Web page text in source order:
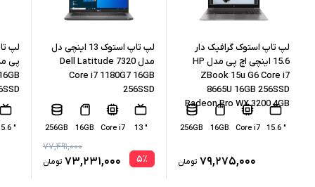
8GB
حافظه داخلی 256GB
نوع حافظه داخلی SSD
پردازنده گرافیکی AMD Radeon Graphics
لپ تاپ استوک گرافیک دار
15.6 اینچی اچ پی مدل HP
ZBook 15u G6 Core i7
8665U 16GB 256SSD
Radeon Pro WX 3200 4GB
" 15.6
Core i7
16GB
256GB
۷۹,۲۷۵,۰۰۰ تومان
لپ تاپ استوک 13 اینچی دل
مدل Dell Latitude 7320
Core i7 1180G7 16GB
256SSD
" 13
Core i7
16GB
256GB
۵٪
۷۷,۴۹۱,۰۰۰
۷۳,۲۳۱,۰۰۰ تومان
" 15.6